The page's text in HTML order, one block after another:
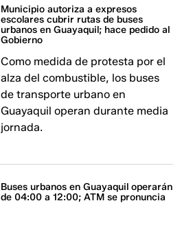
Municipio autoriza a expresos
escolares cubrir rutas de buses
urbanos en Guayaquil; hace pedido al
Gobierno
Como medida de protesta por el
alza del combustible, los buses
de transporte urbano en
Guayaquil operan durante media
jornada.
Buses urbanos en Guayaquil operarán
de 04:00 a 12:00; ATM se pronuncia